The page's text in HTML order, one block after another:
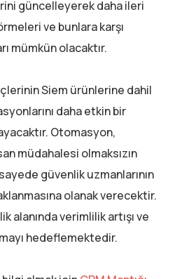
güncelleyerek daha ileri
ve bunlara karşı
mümkün olacaktır.
Siem ürünlerine dahil
daha etkin bir
Otomasyon,
müdahalesi olmaksızın
güvenlik uzmanlarının
olanak verecektir.
alanında verimlilik artışı ve
hedeflemektedir.